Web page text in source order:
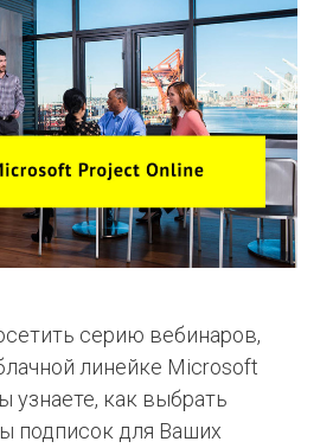
серию вебинаров,
линейке Microsoft
узнаете, как выбрать
подписок для Ваших